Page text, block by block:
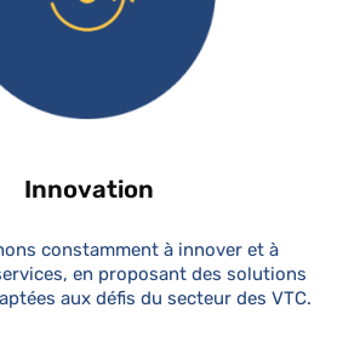
Innovation
constamment à innover et à
en proposant des solutions
aux défis du secteur des VTC.